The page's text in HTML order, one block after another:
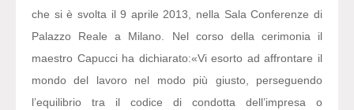
che si è svolta il 9 aprile 2013, nella Sala Conferenze di
Palazzo Reale a Milano. Nel corso della cerimonia il
maestro Capucci ha dichiarato:«Vi esorto ad affrontare il
mondo del lavoro nel modo più giusto, perseguendo
l’equilibrio tra il codice di condotta dell’impresa o